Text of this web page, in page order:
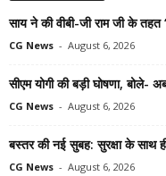
साय ने की वीबी-जी राम जी के तहत
CG News - August 6, 2026
सीएम योगी की बड़ी घोषणा, बोले-
CG News - August 6, 2026
बस्तर की नई सुबह: सुरक्षा के साथ
CG News - August 6, 2026